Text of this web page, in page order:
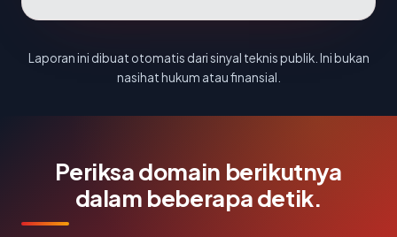
Laporan ini dibuat otomatis dari sinyal teknis publik. Ini bukan
nasihat hukum atau finansial.
Periksa domain berikutnya
dalam beberapa detik.